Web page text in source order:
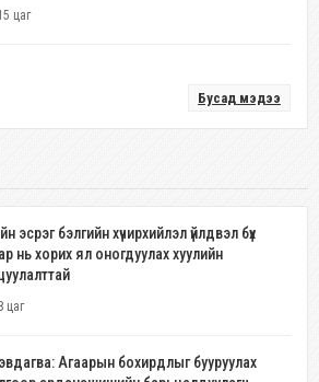
цаг
Бусад мэдээ
эсрэг бэлгийн хүчирхийлэл үйлдвэл бүх
нь хорих ял оногдуулах хуулийн
цаг
Агаарын бохирдлыг бууруулах